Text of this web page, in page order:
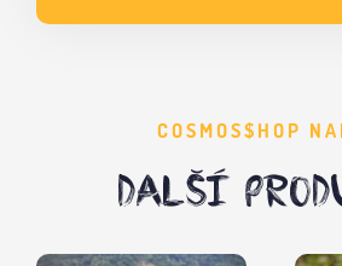
COSMOS$HOP
DALŠÍ